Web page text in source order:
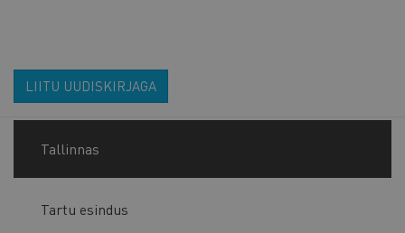
LIITU UUDISKIRJAGA
Tallinnas
Tartu esindus